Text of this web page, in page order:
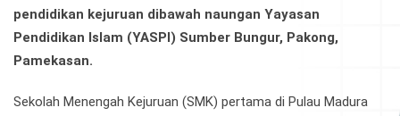
pendidikan kejuruan dibawah naungan Yayasan
Pendidikan Islam (YASPI) Sumber Bungur, Pakong,
Pamekasan.
Sekolah Menengah Kejuruan (SMK) pertama di Pulau Madura